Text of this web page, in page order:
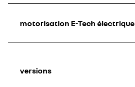
motorisation E-Tech électrique
versions